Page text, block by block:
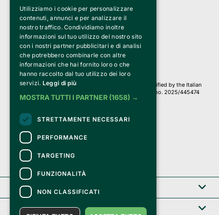
Clappit is a trademark of:
Bemils Srl
a Socio Unico
Via Fosse Ardeatine, 4 -20092 Cinisello Balsamo (MI)
PI 05589050961
Iscr. C.C.I.A.A. Milano R.E.A. 1833471
© 2010-2025 Bemils Srl - All rights reserved
Credits:
Clappit is based on the Belive 6.2 ticketing platform, certified by the Italian
Revenue Agency (Agenzia delle Entrate) under protocol no. 2025/445474
dated November 6, 2025.
On Clappit your purchases and your data
they are secure and protected by an SSL certificate
with 128-bit encryption.
Clappit
Help center
Utilizziamo i cookie per personalizzare
contenuti, annunci e per analizzare il
nostro traffico. Condividiamo inoltre
informazioni sul tuo utilizzo del nostro sito
con i nostri partner pubblicitari e di analisi
che potrebbero combinarle con altre
informazioni che hai fornito loro o che
hanno raccolto dal tuo utilizzo dei loro
servizi. Leggi di più
MOSTRA TUTTI I PARTNER (1658) →
STRETTAMENTE NECESSARI
PERFORMANCE
TARGETING
FUNZIONALITÀ
NON CLASSIFICATI